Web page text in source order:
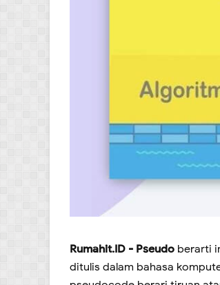
Rumahit.ID - Pseudo berarti
ditulis dalam bahasa